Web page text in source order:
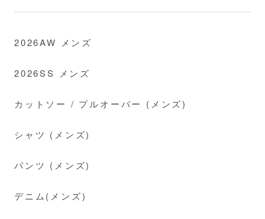
2026AW メンズ
2026SS メンズ
カットソー / プルオーバー (メンズ)
シャツ (メンズ)
パンツ (メンズ)
デニム(メンズ)